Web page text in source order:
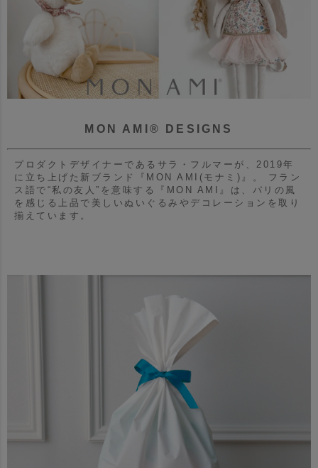
MON AMI® DESIGNS
プロダクトデザイナーであるサラ・フルマーが、2019年
に立ち上げた新ブランド『MON AMI(モナミ)』。
フラン
ス語で“私の友人”を意味する『MON AMI』は、パリの風
を感じる上品で美しいぬいぐるみやデコレーションを取り
揃えています。